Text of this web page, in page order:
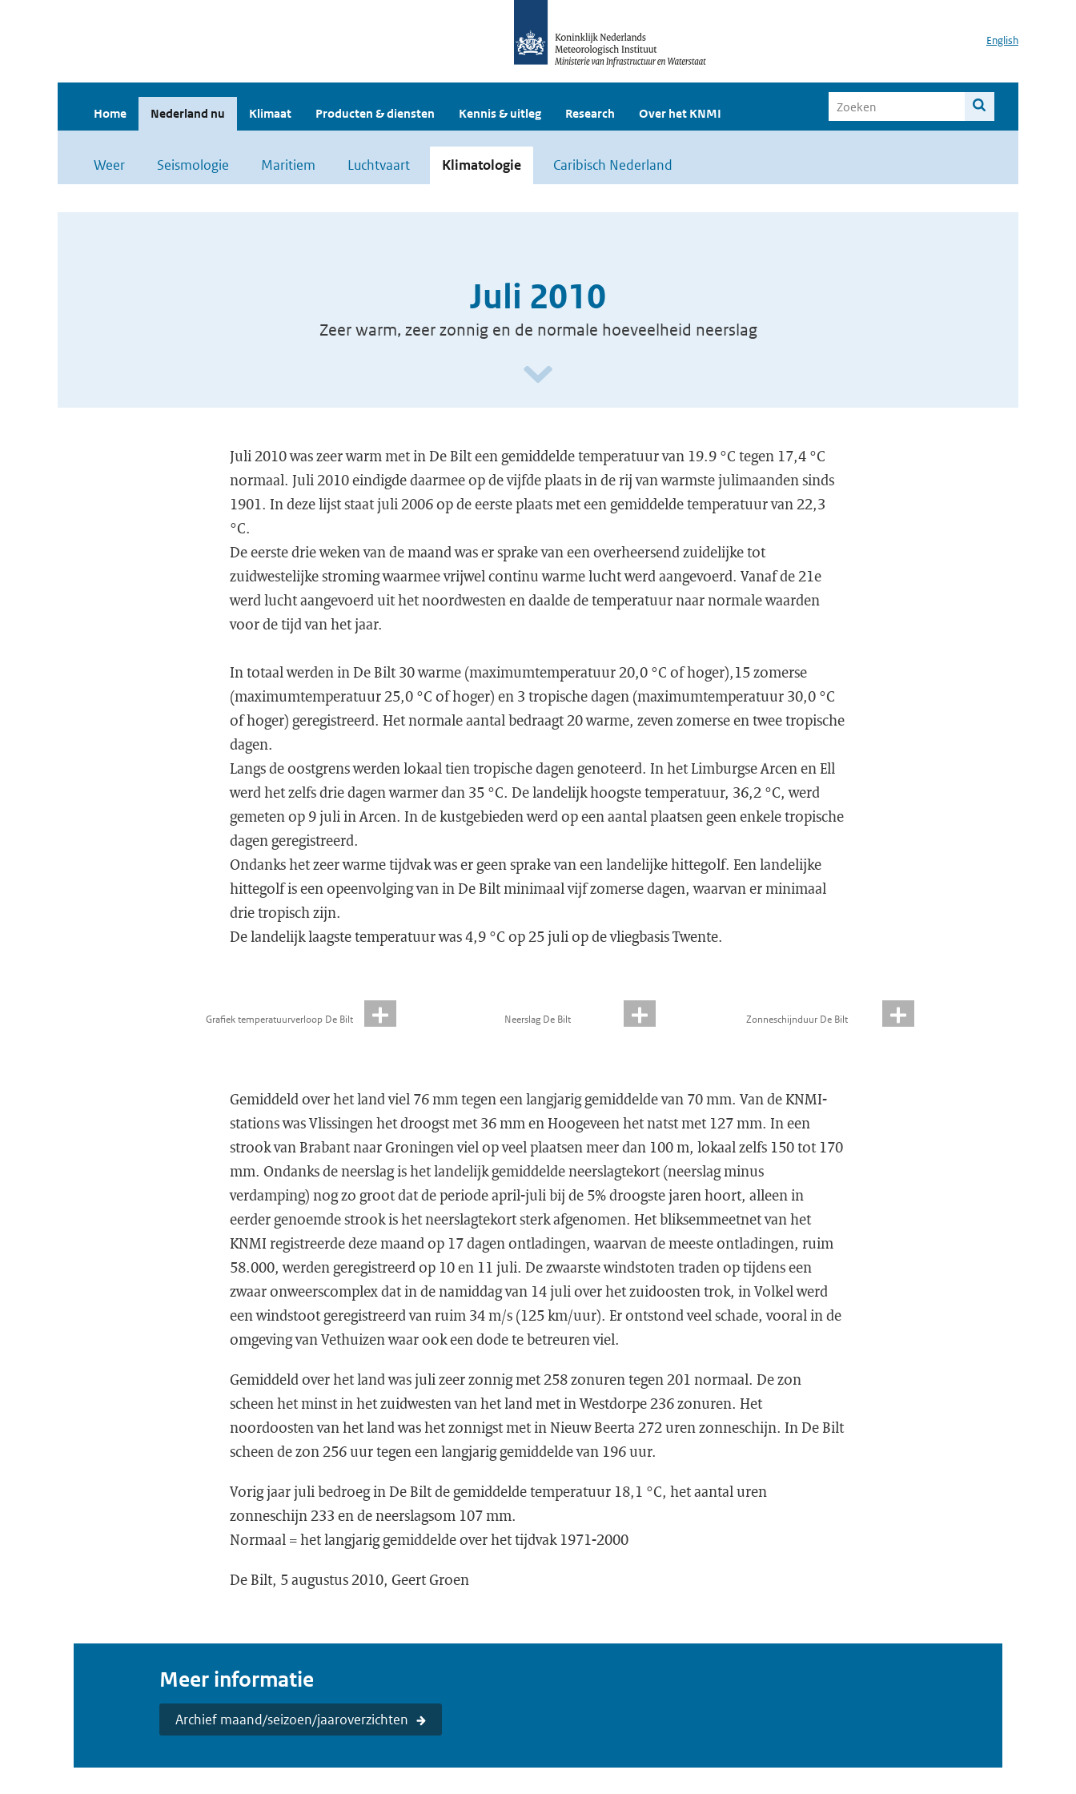
English
Home Nederland nu Klimaat Producten & diensten Kennis & uitleg Research Over het KNMI
Weer Seismologie Maritiem Luchtvaart Klimatologie Caribisch Nederland
Juli 2010
Zeer warm, zeer zonnig en de normale hoeveelheid neerslag
Juli 2010 was zeer warm met in De Bilt een gemiddelde temperatuur van 19.9 °C tegen 17,4 °C
normaal. Juli 2010 eindigde daarmee op de vijfde plaats in de rij van warmste julimaanden sinds
1901. In deze lijst staat juli 2006 op de eerste plaats met een gemiddelde temperatuur van 22,3
°C.
De eerste drie weken van de maand was er sprake van een overheersend zuidelijke tot
zuidwestelijke stroming waarmee vrijwel continu warme lucht werd aangevoerd. Vanaf de 21e
werd lucht aangevoerd uit het noordwesten en daalde de temperatuur naar normale waarden
voor de tijd van het jaar.
In totaal werden in De Bilt 30 warme (maximumtemperatuur 20,0 °C of hoger),15 zomerse
(maximumtemperatuur 25,0 °C of hoger) en 3 tropische dagen (maximumtemperatuur 30,0 °C
of hoger) geregistreerd. Het normale aantal bedraagt 20 warme, zeven zomerse en twee tropische
dagen.
Langs de oostgrens werden lokaal tien tropische dagen genoteerd. In het Limburgse Arcen en Ell
werd het zelfs drie dagen warmer dan 35 °C. De landelijk hoogste temperatuur, 36,2 °C, werd
gemeten op 9 juli in Arcen. In de kustgebieden werd op een aantal plaatsen geen enkele tropische
dagen geregistreerd.
Ondanks het zeer warme tijdvak was er geen sprake van een landelijke hittegolf. Een landelijke
hittegolf is een opeenvolging van in De Bilt minimaal vijf zomerse dagen, waarvan er minimaal
drie tropisch zijn.
De landelijk laagste temperatuur was 4,9 °C op 25 juli op de vliegbasis Twente.
Grafiek temperatuurverloop De Bilt Neerslag De Bilt Zonneschijnduur De Bilt
Gemiddeld over het land viel 76 mm tegen een langjarig gemiddelde van 70 mm. Van de KNMI-
stations was Vlissingen het droogst met 36 mm en Hoogeveen het natst met 127 mm. In een
strook van Brabant naar Groningen viel op veel plaatsen meer dan 100 m, lokaal zelfs 150 tot 170
mm. Ondanks de neerslag is het landelijk gemiddelde neerslagtekort (neerslag minus
verdamping) nog zo groot dat de periode april-juli bij de 5% droogste jaren hoort, alleen in
eerder genoemde strook is het neerslagtekort sterk afgenomen. Het bliksemmeetnet van het
KNMI registreerde deze maand op 17 dagen ontladingen, waarvan de meeste ontladingen, ruim
58.000, werden geregistreerd op 10 en 11 juli. De zwaarste windstoten traden op tijdens een
zwaar onweerscomplex dat in de namiddag van 14 juli over het zuidoosten trok, in Volkel werd
een windstoot geregistreerd van ruim 34 m/s (125 km/uur). Er ontstond veel schade, vooral in de
omgeving van Vethuizen waar ook een dode te betreuren viel.
Gemiddeld over het land was juli zeer zonnig met 258 zonuren tegen 201 normaal. De zon
scheen het minst in het zuidwesten van het land met in Westdorpe 236 zonuren. Het
noordoosten van het land was het zonnigst met in Nieuw Beerta 272 uren zonneschijn. In De Bilt
scheen de zon 256 uur tegen een langjarig gemiddelde van 196 uur.
Vorig jaar juli bedroeg in De Bilt de gemiddelde temperatuur 18,1 °C, het aantal uren
zonneschijn 233 en de neerslagsom 107 mm.
Normaal = het langjarig gemiddelde over het tijdvak 1971-2000
De Bilt, 5 augustus 2010, Geert Groen
Meer informatie
Archief maand/seizoen/jaaroverzichten